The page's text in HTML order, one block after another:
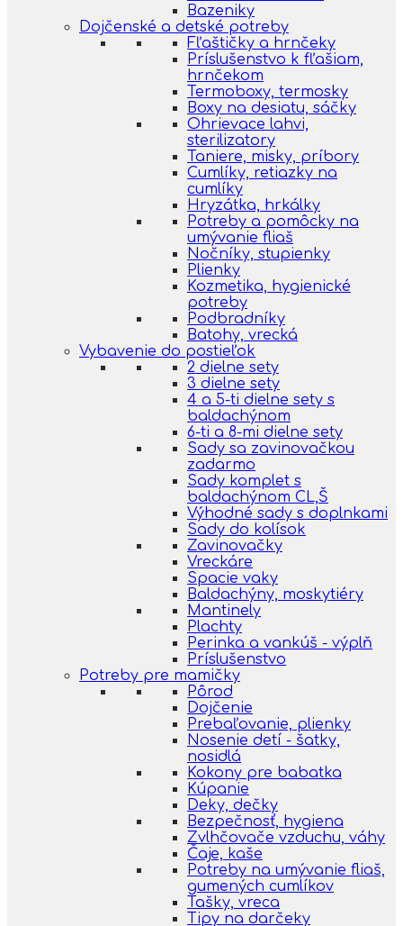
Bazeniky
Dojčenské a detské potreby
Fľaštičky a hrnčeky
Príslušenstvo k fľašiam,
hrnčekom
Termoboxy, termosky
Boxy na desiatu, sáčky
Ohrievace lahvi,
sterilizatory
Taniere, misky, príbory
Cumlíky, retiazky na
cumlíky
Hryzátka, hrkálky
Potreby a pomôcky na
umývanie fliaš
Nočníky, stupienky
Plienky
Kozmetika, hygienické
potreby
Podbradníky
Batohy, vrecká
Vybavenie do postieľok
2 dielne sety
3 dielne sety
4 a 5-ti dielne sety s
baldachýnom
6-ti a 8-mi dielne sety
Sady sa zavinovačkou
zadarmo
Sady komplet s
baldachýnom CL,Š
Výhodné sady s doplnkami
Sady do kolísok
Zavinovačky
Vreckáre
Spacie vaky
Baldachýny, moskytiéry
Mantinely
Plachty
Perinka a vankúš - výplň
Príslušenstvo
Potreby pre mamičky
Pôrod
Dojčenie
Prebaľovanie, plienky
Nosenie detí - šatky,
nosidlá
Kokony pre babatka
Kúpanie
Deky, dečky
Bezpečnosť, hygiena
Zvlhčovače vzduchu, váhy
Čaje, kaše
Potreby na umývanie fliaš,
gumených cumlíkov
Tašky, vreca
Tipy na darčeky